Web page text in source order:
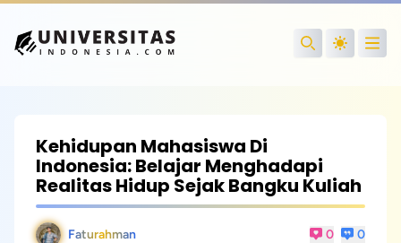
Search
Kehidupan Mahasiswa Di
Indonesia: Belajar Menghadapi
Realitas Hidup Sejak Bangku Kuliah
Faturahman 0 0